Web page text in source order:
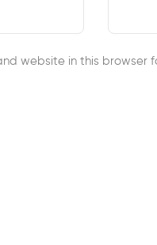
website in this browser